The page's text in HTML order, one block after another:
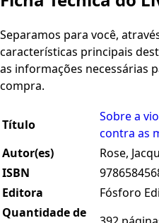
Separamos para você,
características principais
as informações necessárias
compra.
Título
Sobre a
contra as
Autor(es)
Rose,
ISBN
Editora
Fósforo
Quantidade de